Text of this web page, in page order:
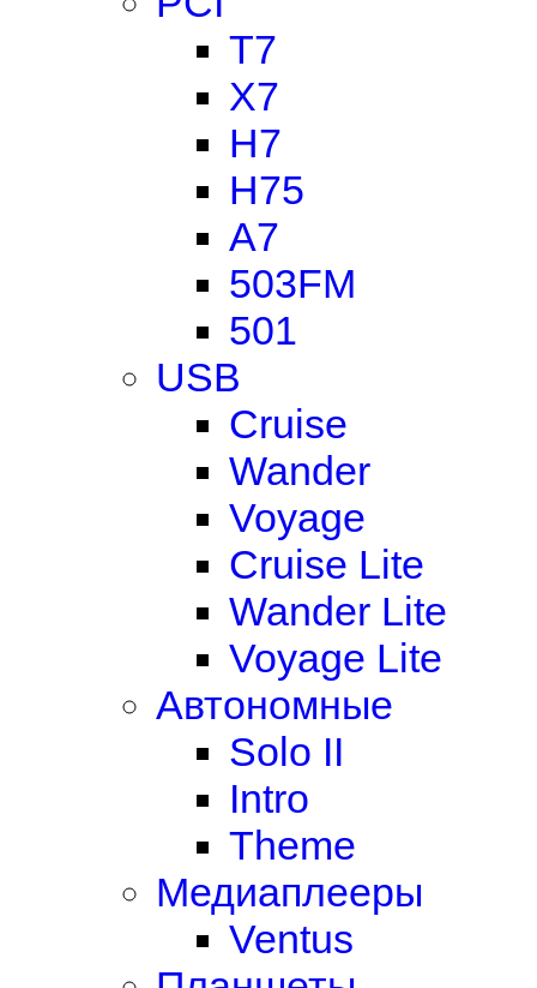
T7
X7
H7
H75
A7
503FM
501
USB
Cruise
Wander
Voyage
Cruise Lite
Wander Lite
Voyage Lite
Автономные
Solo II
Intro
Theme
Медиаплееры
Ventus